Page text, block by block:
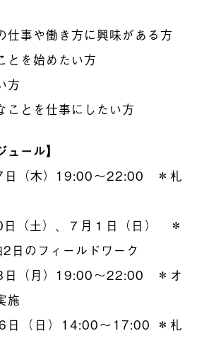
仕事や働き方に興味がある方
とを始めたい方
方
ことを仕事にしたい方
ュール】
（木）19:00〜22:00 ＊札
（土）、７月１日（日） ＊
日のフィールドワーク
（月）19:00〜22:00 ＊オ
施
（日）14:00〜17:00 ＊札